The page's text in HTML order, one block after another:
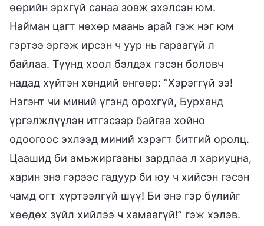
өөрийн эрхгүй санаа зовж эхэлсэн юм.
Найман цагт нөхөр маань арай гэж нэг юм
гэртээ эргэж ирсэн ч уур нь гараагүй л
байлаа. Түүнд хоол бэлдэх гэсэн боловч
надад хүйтэн хөндий өнгөөр: “Хэрэггүй ээ!
Нэгэнт чи миний үгэнд орохгүй, Бурханд
үргэлжлүүлэн итгэсээр байгаа хойно
одоогоос эхлээд миний хэрэгт битгий оролц.
Цаашид би амьжиргааны зардлаа л хариуцна,
харин энэ гэрээс гадуур би юу ч хийсэн гэсэн
чамд огт хүртээлгүй шүү! Би энэ гэр бүлийг
хөөдөх зүйл хийлээ ч хамаагүй!” гэж хэлэв.